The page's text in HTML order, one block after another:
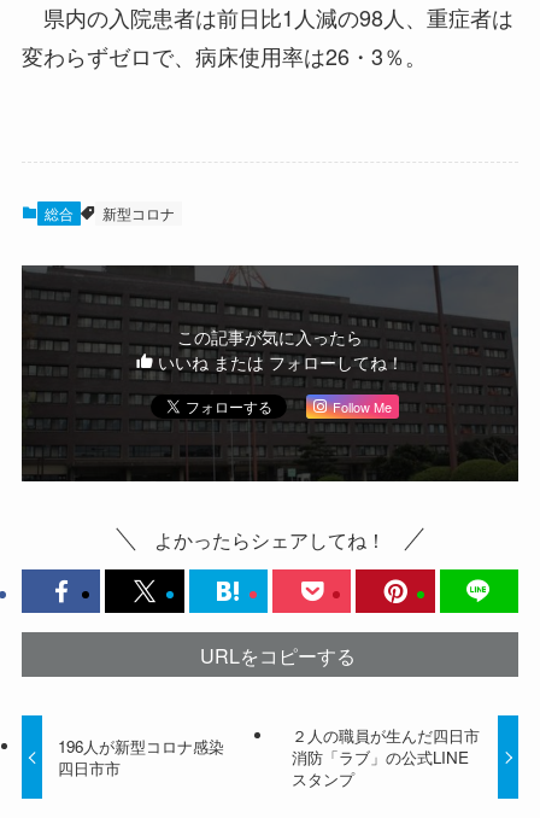
県内の入院患者は前日比1人減の98人、重症者は
変わらずゼロで、病床使用率は26・3％。
総合 新型コロナ
この記事が気に入ったら
いいね または フォローしてね！
Follow Me
よかったらシェアしてね！
URLをコピーする
196人が新型コロナ感染
四日市市
２人の職員が生んだ四日市
消防「ラブ」の公式LINE
スタンプ